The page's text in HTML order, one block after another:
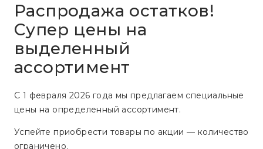
Распродажа остатков!
Супер цены на
выделенный
ассортимент
С 1 февраля 2026 года мы предлагаем специальные
цены на определенный ассортимент.
Успейте приобрести товары по акции — количество
ограничено.